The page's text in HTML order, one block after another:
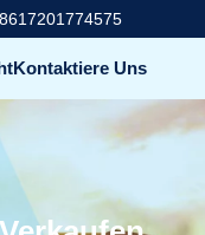
Kontaktiere Uns